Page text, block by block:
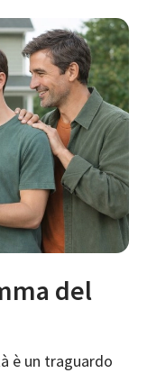
del
è un traguardo